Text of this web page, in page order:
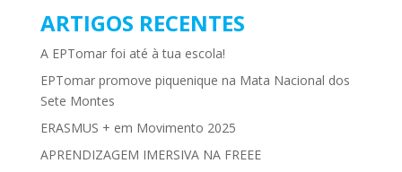
ARTIGOS RECENTES
A EPTomar foi até à tua escola!
EPTomar promove piquenique na Mata Nacional dos
Sete Montes
ERASMUS + em Movimento 2025
APRENDIZAGEM IMERSIVA NA FREEE